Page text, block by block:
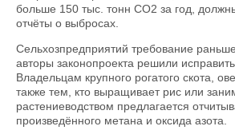
больше 150 тыс. тонн СО2 за год,
отчёты о выбросах.
Сельхозпредприятий требование
авторы законопроекта решили
Владельцам крупного рогатого скота,
также тем, кто выращивает рис или
растениеводством предлагается
произведённого метана и оксида азота.